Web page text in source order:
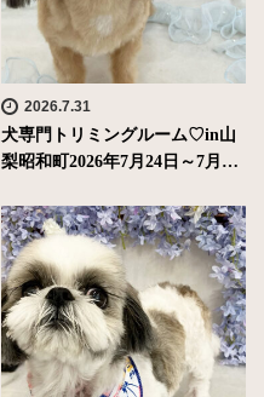
2026.7.31
犬専門トリミングルーム♡in山
梨昭和町2026年7月24日～7月…